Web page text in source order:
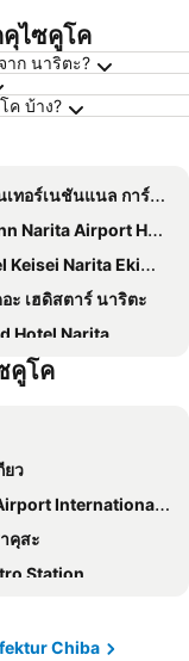
ไซคูโค
าก นาริตะ?
ค บ้าง?
ทอร์เนชันแนล การ์เดน
Narita Airport Honkan
Narita Ekimae
ะ เฮดิสตาร์ นาริตะ
Hotel Narita
Resort Hotel Yurakujo
Narita Airport
Narita Airport
ฮเทล นาริตะ
EXpress Narita
Resort
ハヤ
คูโค
ยว
International Terminal Station
คุสะ
Station
Chiba